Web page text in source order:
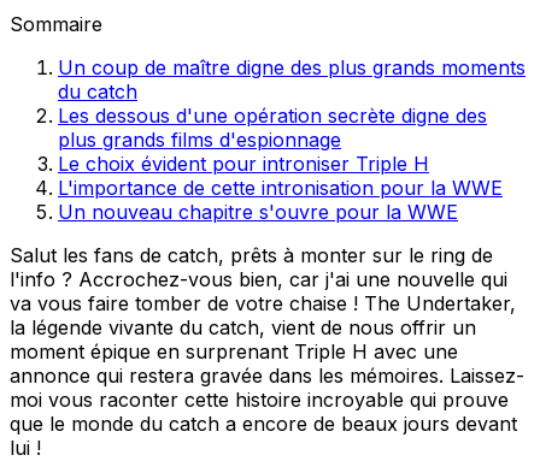
Sommaire
Un coup de maître digne des plus grands moments
du catch
Les dessous d'une opération secrète digne des
plus grands films d'espionnage
Le choix évident pour introniser Triple H
L'importance de cette intronisation pour la WWE
Un nouveau chapitre s'ouvre pour la WWE
Salut les fans de catch, prêts à monter sur le ring de
l'info ? Accrochez-vous bien, car j'ai une nouvelle qui
va vous faire tomber de votre chaise ! The Undertaker,
la légende vivante du catch, vient de nous offrir un
moment épique en surprenant Triple H avec une
annonce qui restera gravée dans les mémoires. Laissez-
moi vous raconter cette histoire incroyable qui prouve
que le monde du catch a encore de beaux jours devant
lui !